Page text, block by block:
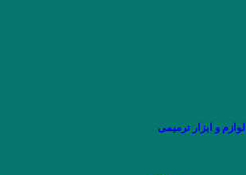
لوازم و ابزار ترمیمی